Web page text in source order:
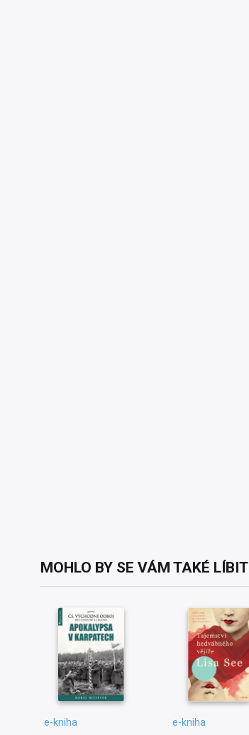
MOHLO BY SE VÁM TAKÉ LÍBIT
e-kniha e-kniha